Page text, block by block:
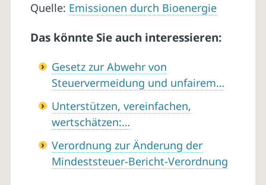
Quelle: Emissionen durch Bioenergie
Das könnte Sie auch interessieren:
Gesetz zur Abwehr von
Steuervermeidung und unfairem…
Unterstützen, vereinfachen,
wertschätzen:…
Verordnung zur Änderung der
Mindeststeuer-Bericht-Verordnung